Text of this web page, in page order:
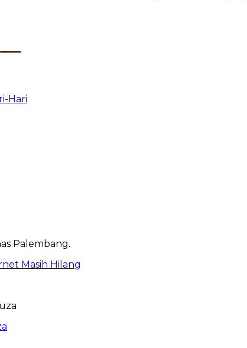
Hari
Masih Hilang